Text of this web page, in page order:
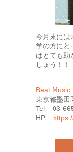
今月末には
学の方にと
はとても助
しょう！！
Beat Music
東京都墨田
Tel 03-
HP